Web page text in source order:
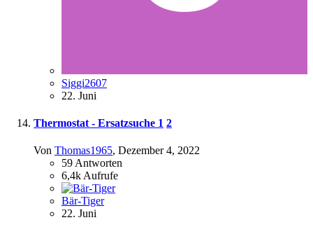
Siggi2607
22. Juni
Thermostat - Ersatzsuche 1 2
Von Thomas1965, Dezember 4, 2022
59 Antworten
6,4k Aufrufe
Bär-Tiger
22. Juni